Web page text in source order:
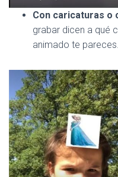
Con caricaturas o
grabar dicen a qué
animado te pareces.